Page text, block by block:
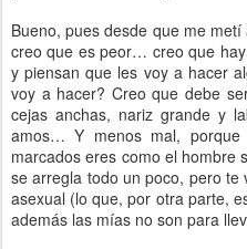
Bueno, pues desde que me
creo que es peor… creo que
y piensan que les voy a hacer
voy a hacer? Creo que debe
cejas anchas, nariz grande y
amos… Y menos mal,
marcados eres como el
se arregla todo un poco, pero te
asexual (lo que, por otra parte,
además las mías no son para